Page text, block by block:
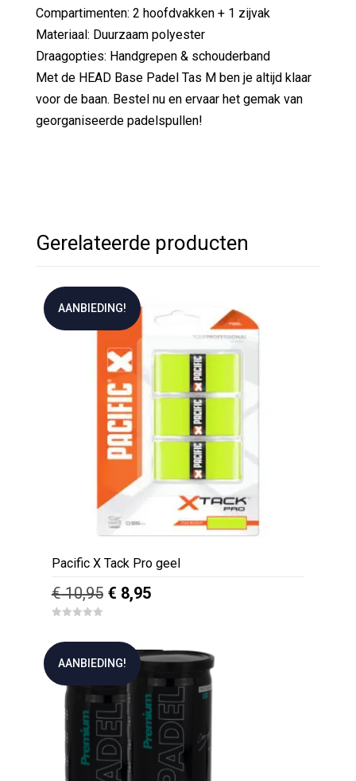
Compartimenten: 2 hoofdvakken + 1 zijvak
Materiaal: Duurzaam polyester
Draagopties: Handgrepen & schouderband
Met de HEAD Base Padel Tas M ben je altijd klaar
voor de baan. Bestel nu en ervaar het gemak van
georganiseerde padelspullen!
Gerelateerde producten
AANBIEDING!
Pacific X Tack Pro geel
€10,95 Oorspronkelijke
€ 10,95.
€ 8,95Huidige
€ 8,95.
u
5
AANBIEDING!